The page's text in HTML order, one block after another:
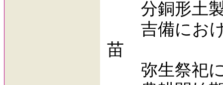
分銅形土製
吉備におけ
苗
弥生祭祀に